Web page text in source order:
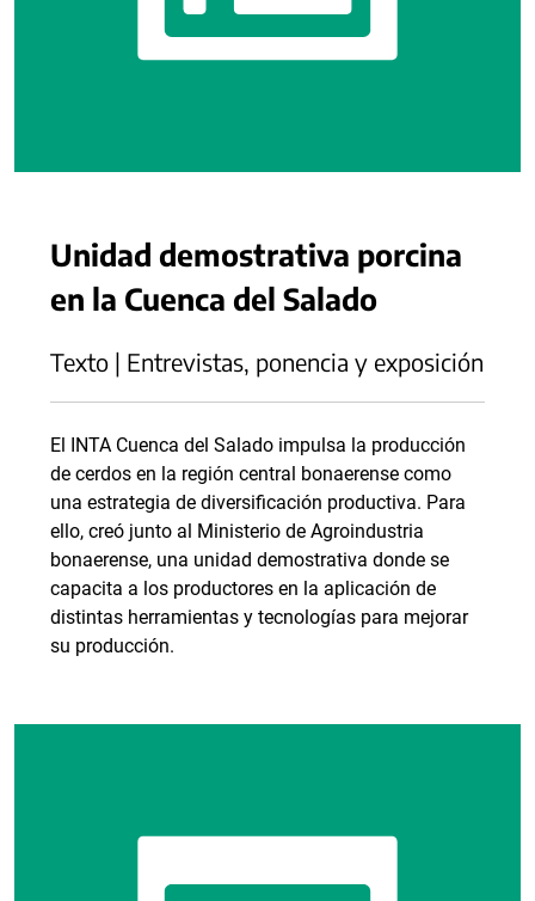
Unidad demostrativa porcina
en la Cuenca del Salado
Texto | Entrevistas, ponencia y exposición
El INTA Cuenca del Salado impulsa la producción
de cerdos en la región central bonaerense como
una estrategia de diversificación productiva. Para
ello, creó junto al Ministerio de Agroindustria
bonaerense, una unidad demostrativa donde se
capacita a los productores en la aplicación de
distintas herramientas y tecnologías para mejorar
su producción.